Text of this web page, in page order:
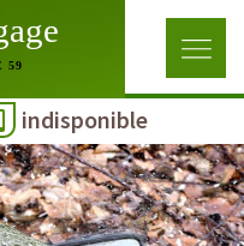
59
indisponible